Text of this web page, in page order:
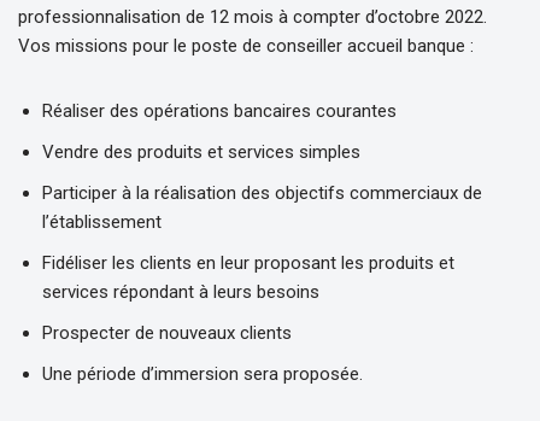
professionnalisation de 12 mois à compter d’octobre 2022.
Vos missions pour le poste de conseiller accueil banque :
Réaliser des opérations bancaires courantes
Vendre des produits et services simples
Participer à la réalisation des objectifs commerciaux de
l’établissement
Fidéliser les clients en leur proposant les produits et
services répondant à leurs besoins
Prospecter de nouveaux clients
Une période d’immersion sera proposée.